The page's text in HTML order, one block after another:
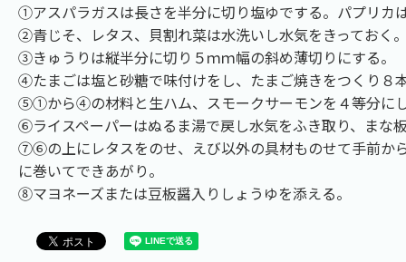
①アスパラガスは長さを半分に切り塩ゆでする。パプリカ
②青じそ、レタス、貝割れ菜は水洗いし水気をきっておく
③きゅうりは縦半分に切り５ｍｍ幅の斜め薄切りにする。
④たまごは塩と砂糖で味付けをし、たまご焼きをつくり８
⑤①から④の材料と生ハム、スモークサーモンを４等分に
⑥ライスペーパーはぬるま湯で戻し水気をふき取り、まな
⑦⑥の上にレタスをのせ、えび以外の具材ものせて手前か
に巻いてできあがり。
⑧マヨネーズまたは豆板醤入りしょうゆを添える。